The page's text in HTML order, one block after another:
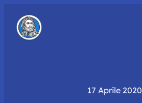
17 Aprile 2020